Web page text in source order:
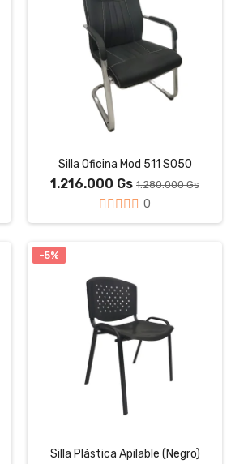
Silla Oficina Mod 511 S050
1.216.000 Gs 1.280.000 Gs
0
-5%
Silla Plástica Apilable (Negro)